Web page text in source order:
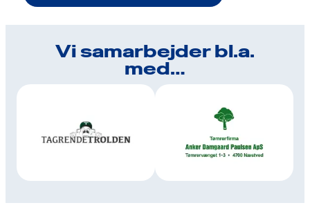
Vi samarbejder bl.a.
med…